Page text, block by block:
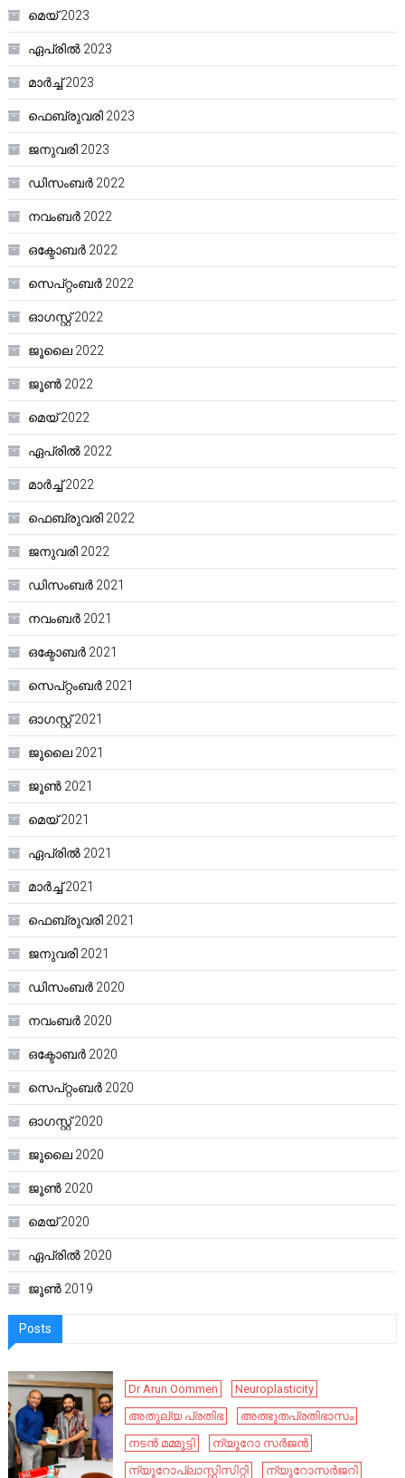
മെയ്‌ 2023
ഏപ്രിൽ 2023
മാർച്ച്‌ 2023
ഫെബ്രുവരി 2023
ജനുവരി 2023
ഡിസംബർ 2022
നവംബർ 2022
ഒക്ടോബർ 2022
സെപ്റ്റംബർ 2022
ഓഗസ്റ്റ്‌ 2022
ജൂലൈ 2022
ജൂൺ 2022
മെയ്‌ 2022
ഏപ്രിൽ 2022
മാർച്ച്‌ 2022
ഫെബ്രുവരി 2022
ജനുവരി 2022
ഡിസംബർ 2021
നവംബർ 2021
ഒക്ടോബർ 2021
സെപ്റ്റംബർ 2021
ഓഗസ്റ്റ്‌ 2021
ജൂലൈ 2021
ജൂൺ 2021
മെയ്‌ 2021
ഏപ്രിൽ 2021
മാർച്ച്‌ 2021
ഫെബ്രുവരി 2021
ജനുവരി 2021
ഡിസംബർ 2020
നവംബർ 2020
ഒക്ടോബർ 2020
സെപ്റ്റംബർ 2020
ഓഗസ്റ്റ്‌ 2020
ജൂലൈ 2020
ജൂൺ 2020
മെയ്‌ 2020
ഏപ്രിൽ 2020
ജൂൺ 2019
Posts
Dr Arun Oommen
Neuroplasticity
അതുല്യ പ്രതിഭ
അത്ഭുതപ്രതിഭാസം
നടൻ മമ്മൂട്ടി
ന്യൂറോ സർജൻ
ന്യൂറോപ്ലാസ്റ്റിസിറ്റി
ന്യൂറോസർജറി